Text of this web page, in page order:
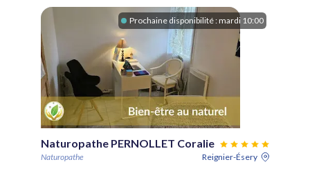
Prochaine disponibilité :mardi 10:00
Naturopathe PERNOLLET Coralie
Naturopathe Reignier-Ésery